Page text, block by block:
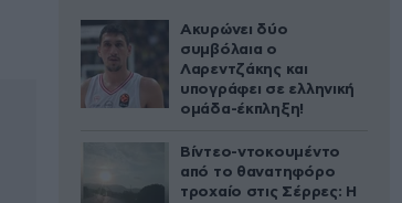
Ακυρώνει δύο
συμβόλαια ο
Λαρεντζάκης και
υπογράφει σε ελληνική
ομάδα-έκπληξη!
Βίντεο-ντοκουμέντο
από το θανατηφόρο
τροχαίο στις Σέρρες: Η